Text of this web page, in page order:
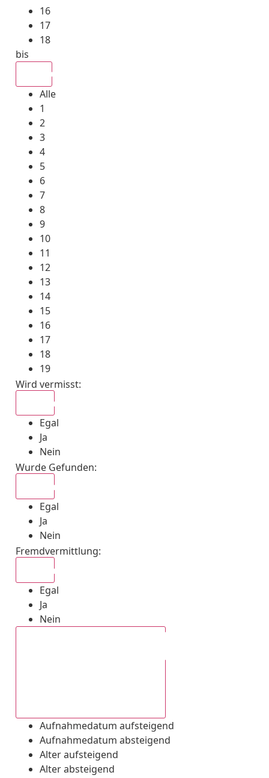
16
17
18
bis
Alle
1
2
3
4
5
6
7
8
9
10
11
12
13
14
15
16
17
18
19
Wird vermisst:
Egal
Ja
Nein
Wurde Gefunden:
Egal
Ja
Nein
Fremdvermittlung:
Egal
Ja
Nein
Aufnahmedatum aufsteigend
Aufnahmedatum absteigend
Alter aufsteigend
Alter absteigend